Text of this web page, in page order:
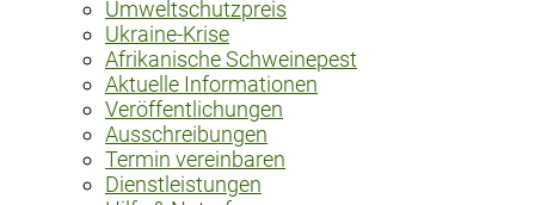
Umweltschutzpreis
Ukraine-Krise
Afrikanische Schweinepest
Aktuelle Informationen
Veröffentlichungen
Ausschreibungen
Termin vereinbaren
Dienstleistungen